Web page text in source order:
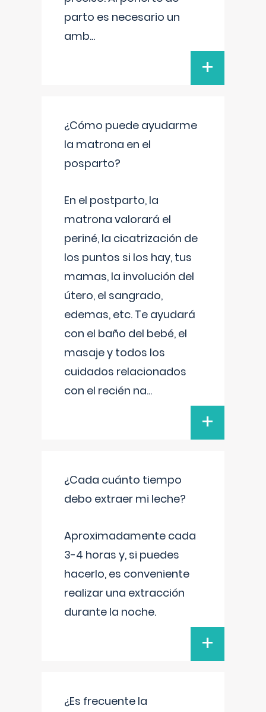
parto es necesario un
amb...
+
¿Cómo puede ayudarme
la matrona en el
posparto?
En el postparto, la
matrona valorará el
periné, la cicatrización de
los puntos si los hay, tus
mamas, la involución del
útero, el sangrado,
edemas, etc. Te ayudará
con el baño del bebé, el
masaje y todos los
cuidados relacionados
con el recién na...
+
¿Cada cuánto tiempo
debo extraer mi leche?
Aproximadamente cada
3-4 horas y, si puedes
hacerlo, es conveniente
realizar una extracción
durante la noche.
+
¿Es frecuente la